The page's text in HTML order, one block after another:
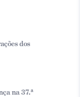
dos
na 37.ª